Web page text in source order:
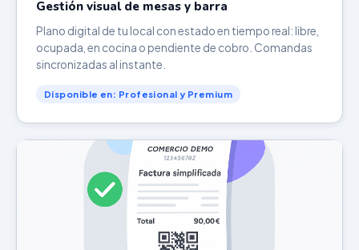
Gestión visual de mesas y barra
Plano digital de tu local con estado en tiempo real: libre,
ocupada, en cocina o pendiente de cobro. Comandas
sincronizadas al instante.
Disponible en: Profesional y Premium